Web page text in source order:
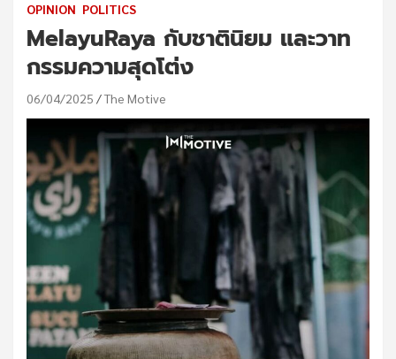
OPINION POLITICS
MelayuRaya กับชาตินิยม และวาท
กรรมความสุดโต่ง
06/04/2025 The Motive